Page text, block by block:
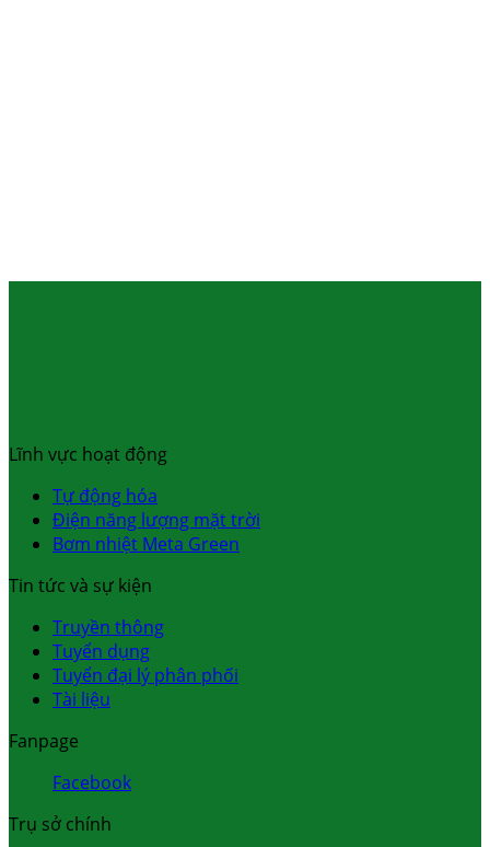
Lĩnh vực hoạt động
Tự động hóa
Điện năng lượng mặt trời
Bơm nhiệt Meta Green
Tin tức và sự kiện
Truyền thông
Tuyển dụng
Tuyển đại lý phân phối
Tài liệu
Fanpage
Facebook
Trụ sở chính